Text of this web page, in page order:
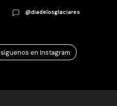
@diadelosglaciares
síguenos en Instagram